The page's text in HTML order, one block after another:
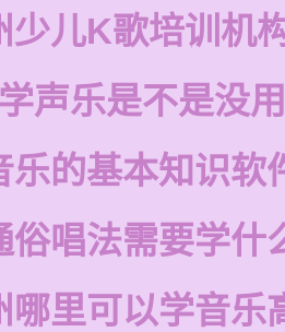
少儿K歌培训机
声乐是不是没用
乐的基本知识软
俗唱法需要学什
哪里可以学音乐